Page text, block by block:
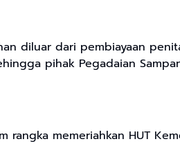
diluar dari pembiayaan
pihak Pegadaian
rangka memeriahkan HUT